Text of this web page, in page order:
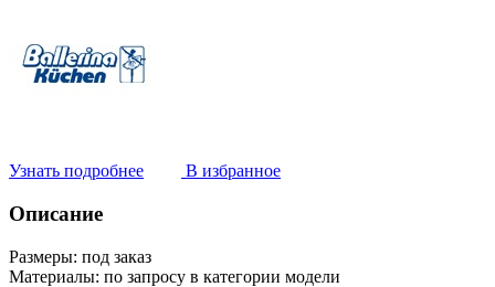
Узнать подробнее В избранное
Описание
Размеры: под заказ
Материалы: по запросу в категории модели